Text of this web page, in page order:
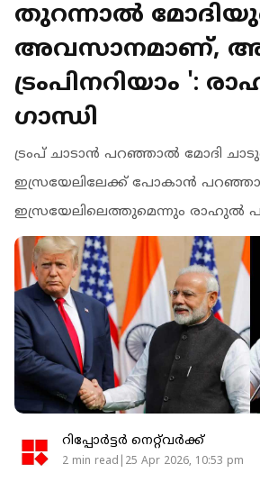
തുറന്നാല്‍
അവസാനമാണ്,
ട്രംപിനറിയാം ':
ഗാന്ധി
ട്രംപ് ചാടാന്‍ പറഞ്ഞാല്‍ മോദി
ഇസ്രയേലിലേക്ക് പോകാന്‍ പറഞ്ഞാല്‍
ഇസ്രയേലിലെത്തുമെന്നും രാഹുൽ
റിപ്പോർട്ടർ നെറ്റ്‌വര്‍ക്ക്‌
2 min read|25 Apr 2026, 10:53 pm